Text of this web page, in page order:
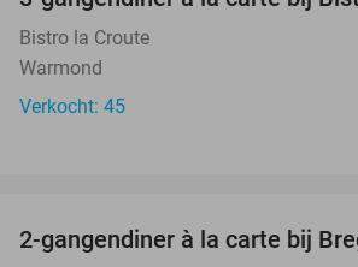
Bistro la Croute
Warmond
Verkocht: 45
2-gangendiner à la carte bij